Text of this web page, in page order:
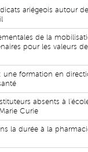
ariégeois autour
de la
pour les valeurs
une formation en
absents à
Curie
la durée à la